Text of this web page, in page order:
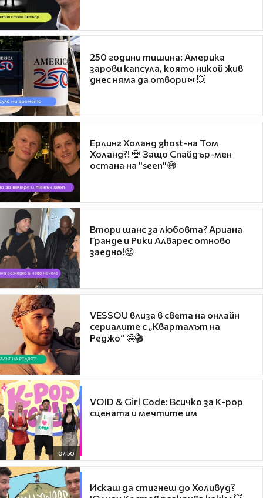
250 години тишина: Америка
зарови капсула, която никой жив
днес няма да отвори👀💥
Ерлинг Холанд ghost-на Том
Холанд?! 💀 Защо Спайдър-мен
остана на "seen"😅
Втори шанс за любовта? Ариана
Гранде и Рики Алварес отново
заедно!😍
VESSOU влиза в света на онлайн
сериалите с „Кварталът на
Реджо“ 🤩🎬
07:50
VOID & Girl Code: Всичко за K-pop
сцената и мечтите им
Искаш да стигнеш до Холивуд?